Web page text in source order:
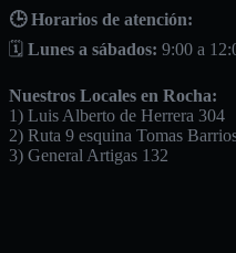
🕒 Horarios de atención:
🗓️ Lunes a sábados: 9:00 a
Nuestros Locales en Rocha:
1) Luis Alberto de Herrera 304
2) Ruta 9 esquina Tomas
3) General Artigas 132